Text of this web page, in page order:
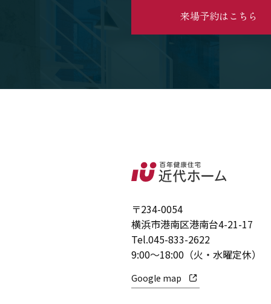
来場予約はこちら
〒234-0054
横浜市港南区港南台4-21-17
Tel.045-833-2622
9:00～18:00（火・水曜定休）
Google map